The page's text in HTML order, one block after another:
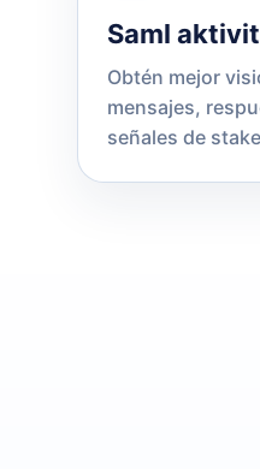
Saml
Obtén mejor
mensajes,
señales de